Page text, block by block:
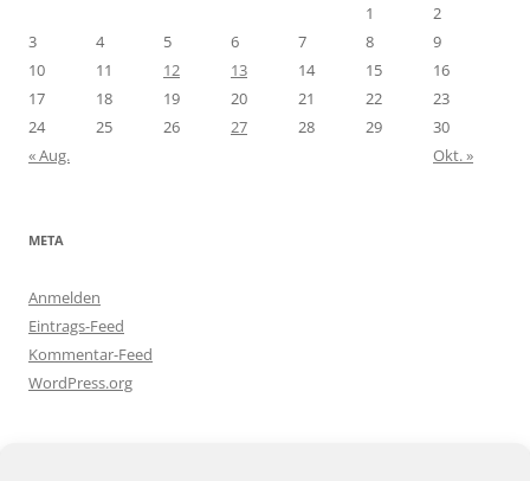
1
2
3
4 5 6 7 8
9
10
11 12 13 14 15
16
17
18 19 20 21 22
23
24
25 26 27 28 29
30
« Aug.
Okt. »
META
Anmelden
Eintrags-Feed
Kommentar-Feed
WordPress.org